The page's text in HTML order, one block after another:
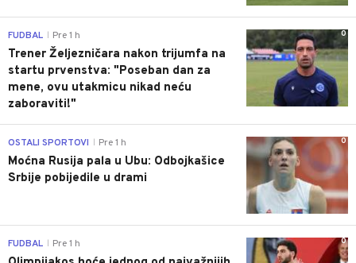
0
FUDBAL Pre 1 h
Trener Željezničara nakon trijumfa na
startu prvenstva: "Poseban dan za
mene, ovu utakmicu nikad neću
zaboraviti!"
0
OSTALI SPORTOVI Pre 1 h
Moćna Rusija pala u Ubu: Odbojkašice
Srbije pobijedile u drami
0
FUDBAL Pre 1 h